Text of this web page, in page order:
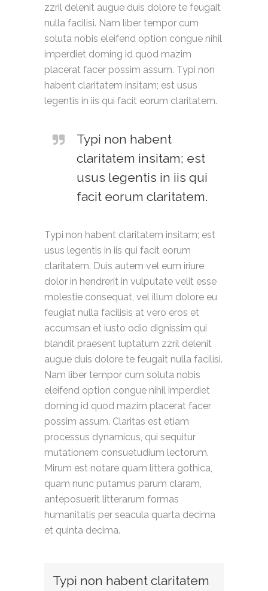
zzril delenit augue duis dolore te feugait
nulla facilisi. Nam liber tempor cum
soluta nobis eleifend option congue nihil
imperdiet doming id quod mazim
placerat facer possim assum. Typi non
habent claritatem insitam; est usus
legentis in iis qui facit eorum claritatem.
Typi non habent
claritatem insitam; est
usus legentis in iis qui
facit eorum claritatem.
Typi non habent claritatem insitam; est
usus legentis in iis qui facit eorum
claritatem. Duis autem vel eum iriure
dolor in hendrerit in vulputate velit esse
molestie consequat, vel illum dolore eu
feugiat nulla facilisis at vero eros et
accumsan et iusto odio dignissim qui
blandit praesent luptatum zzril delenit
augue duis dolore te feugait nulla facilisi.
Nam liber tempor cum soluta nobis
eleifend option congue nihil imperdiet
doming id quod mazim placerat facer
possim assum. Claritas est etiam
processus dynamicus, qui sequitur
mutationem consuetudium lectorum.
Mirum est notare quam littera gothica,
quam nunc putamus parum claram,
anteposuerit litterarum formas
humanitatis per seacula quarta decima
et quinta decima.
Typi non habent claritatem